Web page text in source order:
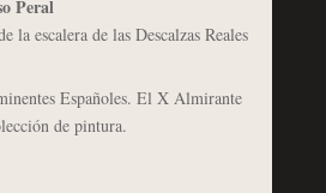
Peral
la escalera de las Descalzas Reales
Españoles. El X Almirante
de pintura.